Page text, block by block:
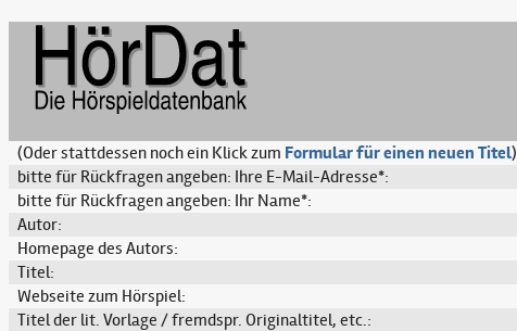
(Oder stattdessen noch ein Klick zum Formular für einen neuen Titel)
bitte für Rückfragen angeben: Ihre E-Mail-Adresse*:
bitte für Rückfragen angeben: Ihr Name*:
Autor:
Homepage des Autors:
Titel:
Webseite zum Hörspiel:
Titel der lit. Vorlage / fremdspr. Originaltitel, etc.: